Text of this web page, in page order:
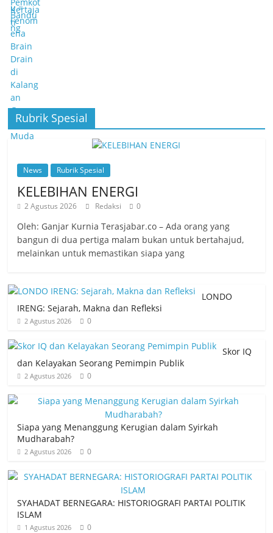
Rubrik Spesial
News Rubrik Spesial
KELEBIHAN ENERGI
2 Agustus 2026 Redaksi 0
Oleh: Ganjar Kurnia Terasjabar.co – Ada orang yang
bangun di dua pertiga malam bukan untuk bertahajud,
melainkan untuk memastikan siapa yang
LONDO
IRENG: Sejarah, Makna dan Refleksi
2 Agustus 2026 0
Skor IQ
dan Kelayakan Seorang Pemimpin Publik
2 Agustus 2026 0
Siapa yang Menanggung Kerugian dalam Syirkah
Mudharabah?
2 Agustus 2026 0
SYAHADAT BERNEGARA: HISTORIOGRAFI PARTAI POLITIK
ISLAM
1 Agustus 2026 0